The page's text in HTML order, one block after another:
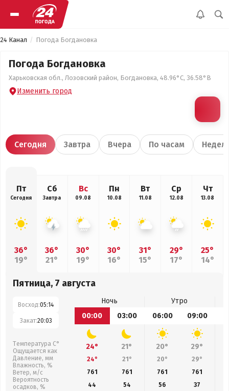
24 Канал Погода Богдановка
Погода Богдановка
Харьковская обл., Лозовский район, Богдановка, 48.96°С, 36.58°В
Изменить город
Сегодня Завтра Вчера По часам
Пт
Сегодня
36°
19°
Сб
Завтра
36°
21°
Вс
09.08
30°
19°
Пн
10.08
30°
16°
Вт
11.08
31°
15°
Ср
12.08
29°
17°
Чт
13.08
25°
14°
Пятница, 7 августа
Восход:05:14
Закат:20:03
Температура С°
Ощущается как
Давление, мм
Влажность, %
Ветер, м/с
Вероятность
осадков, %
Ночь
Утро
00:00
03:00 06:00 09:00
24° 21° 20° 29°
24° 21° 20° 29°
761
761 761 761
44
54 56 37